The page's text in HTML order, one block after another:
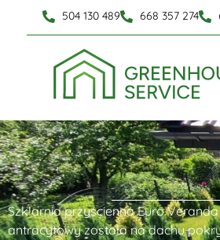
504 130 489 668 357 274
Szklarnia przyścienna Euro
antracytowy została na dachu